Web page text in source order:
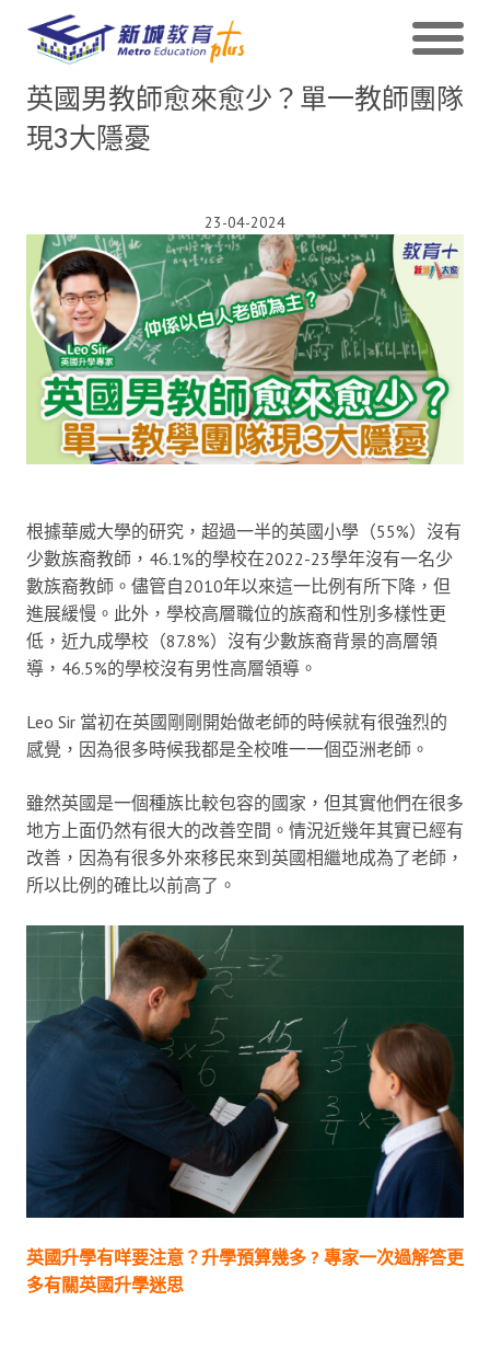
英國男教師愈來愈少？單一教師團隊
現3大隱憂
23-04-2024
根據華威大學的研究，超過一半的英國小學（55%）沒有
少數族裔教師，46.1%的學校在2022-23學年沒有一名少
數族裔教師。儘管自2010年以來這一比例有所下降，但
進展緩慢。此外，學校高層職位的族裔和性別多樣性更
低，近九成學校（87.8%）沒有少數族裔背景的高層領
導，46.5%的學校沒有男性高層領導。
Leo Sir 當初在英國剛剛開始做老師的時候就有很強烈的
感覺，因為很多時候我都是全校唯一一個亞洲老師。
雖然英國是一個種族比較包容的國家，但其實他們在很多
地方上面仍然有很大的改善空間。情況近幾年其實已經有
改善，因為有很多外來移民來到英國相繼地成為了老師，
所以比例的確比以前高了。
英國升學有咩要注意？升學預算幾多 ? 專家一次過解答更
多有關英國升學迷思